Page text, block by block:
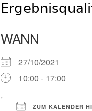
WANN
27/10/2021
10:00 - 17:00
ZUM KALENDER